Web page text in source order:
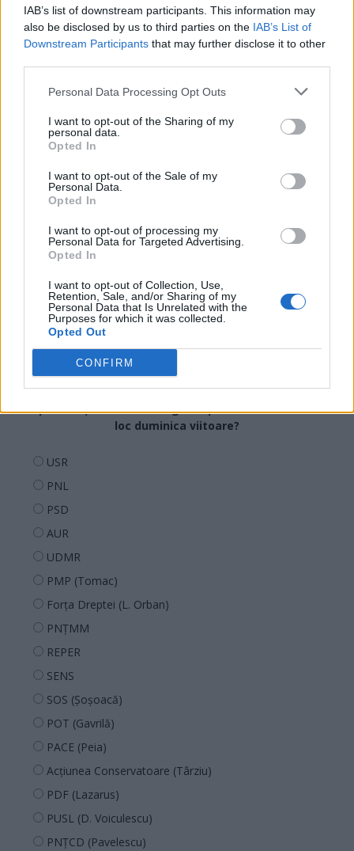
IAB’s list of downstream participants. This information may
also be disclosed by us to third parties on the IAB’s List of
Downstream Participants that may further disclose it to other
Personal Data Processing Opt Outs
I want to opt-out of the Sharing of my
personal data.
Opted In
I want to opt-out of the Sale of my
Personal Data.
Opted In
I want to opt-out of processing my
Personal Data for Targeted Advertising.
Opted In
I want to opt-out of Collection, Use,
Retention, Sale, and/or Sharing of my
Personal Data that Is Unrelated with the
Purposes for which it was collected.
Opted Out
CONFIRM
24 de ore
PSD-AUR: ”Vom analiza cu atenție...
Sabotaj grav al PNRR, de către tabăra anti-
De ce nu avem baterii
Sondaj
Ce partid ați vota dacă alegerile parlamentare ar avea
loc duminica viitoare?
USR
PNL
PSD
AUR
UDMR
PMP (Tomac)
Forța Dreptei (L. Orban)
PNȚMM
REPER
SENS
SOS (Șoșoacă)
POT (Gavrilă)
PACE (Peia)
Acțiunea Conservatoare (Târziu)
PDF (Lazarus)
PUSL (D. Voiculescu)
PNȚCD (Pavelescu)